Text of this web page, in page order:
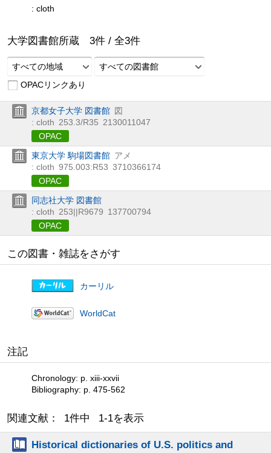
: cloth
大学図書館所蔵 3件 / 全3件
すべての地域
すべての図書館
OPACリンクあり
京都女子大学 図書館 図
: cloth 253.3/R35 2130011047
OPAC
東京大学 駒場図書館 アメ
: cloth 975.003:R53 3710366174
OPAC
同志社大学 図書館
: cloth 253||R9679 137700794
OPAC
この図書・雑誌をさがす
カーリル
WorldCat
注記
Chronology: p. xiii-xxvii
Bibliography: p. 475-562
関連文献： 1件中 1-1を表示
Historical dictionaries of U.S. politics and